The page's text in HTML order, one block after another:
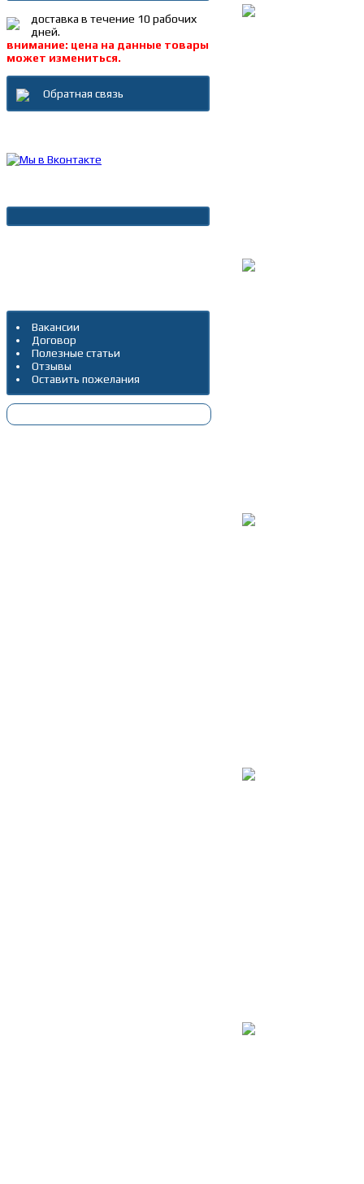
доставка в течение 10 рабочих
дней.
внимание: цена на данные товары
может измениться.
Обратная связь
Вакансии
Договор
Полезные статьи
Отзывы
Оставить пожелания